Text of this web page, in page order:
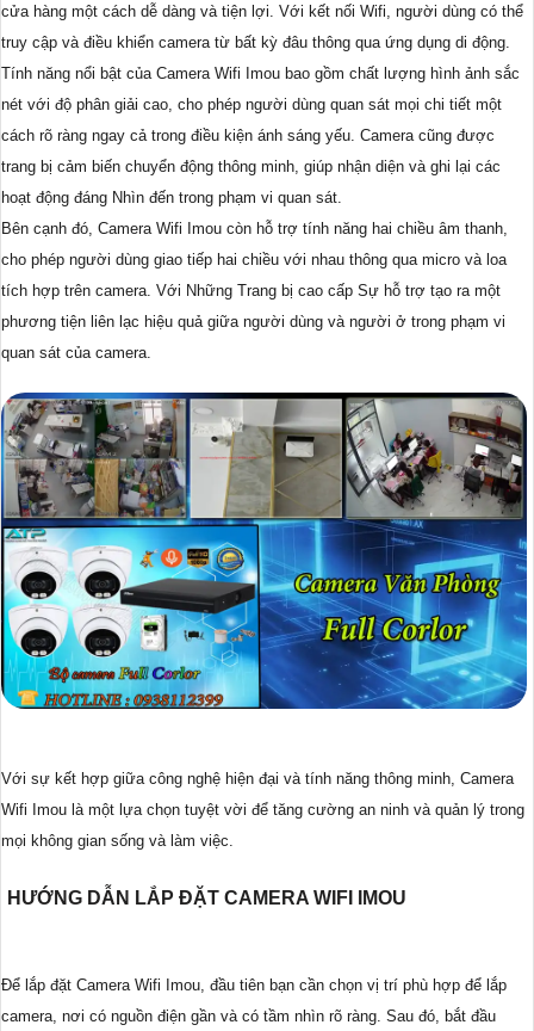
cửa hàng một cách dễ dàng và tiện lợi. Với kết nối Wifi, người dùng có thể
truy cập và điều khiển camera từ bất kỳ đâu thông qua ứng dụng di động.
Tính năng nổi bật của Camera Wifi Imou bao gồm chất lượng hình ảnh sắc
nét với độ phân giải cao, cho phép người dùng quan sát mọi chi tiết một
cách rõ ràng ngay cả trong điều kiện ánh sáng yếu. Camera cũng được
trang bị cảm biến chuyển động thông minh, giúp nhận diện và ghi lại các
hoạt động đáng Nhìn đến trong phạm vi quan sát.
Bên cạnh đó, Camera Wifi Imou còn hỗ trợ tính năng hai chiều âm thanh,
cho phép người dùng giao tiếp hai chiều với nhau thông qua micro và loa
tích hợp trên camera. Với Những Trang bị cao cấp Sự hỗ trợ tạo ra một
phương tiện liên lạc hiệu quả giữa người dùng và người ở trong phạm vi
quan sát của camera.
Với sự kết hợp giữa công nghệ hiện đại và tính năng thông minh, Camera
Wifi Imou là một lựa chọn tuyệt vời để tăng cường an ninh và quản lý trong
mọi không gian sống và làm việc.
HƯỚNG DẪN LẮP ĐẶT CAMERA WIFI IMOU
Để lắp đặt Camera Wifi Imou, đầu tiên bạn cần chọn vị trí phù hợp để lắp
camera, nơi có nguồn điện gần và có tầm nhìn rõ ràng. Sau đó, bắt đầu